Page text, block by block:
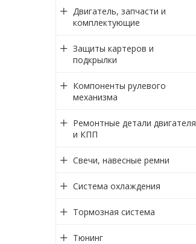
Двигатель, запчасти и
комплектующие
Защиты картеров и
подкрылки
Компоненты рулевого
механизма
Ремонтные детали двигателя
и КПП
Свечи, навесные ремни
Система охлаждения
Тормозная система
Тюнинг